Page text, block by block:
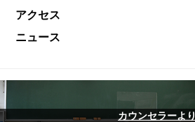
アクセス
ニュース
カウンセラーより